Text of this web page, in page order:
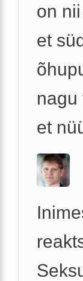
on
et
nagu
et